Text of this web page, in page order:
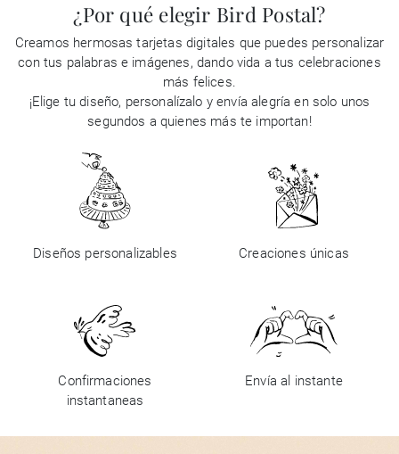
¿Por qué elegir Bird Postal?
Creamos hermosas tarjetas digitales que puedes personalizar
con tus palabras e imágenes, dando vida a tus celebraciones
más felices.
¡Elige tu diseño, personalízalo y envía alegría en solo unos
segundos a quienes más te importan!
Diseños personalizables Creaciones únicas
Confirmaciones
instantaneas
Envía al instante